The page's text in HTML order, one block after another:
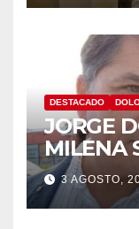
DESTACADO
JORGE
MILENA
CON
3 AGOSTO,